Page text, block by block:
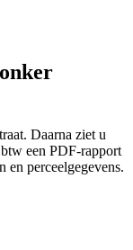
Daarna ziet u
een PDF-rapport
en perceelgegevens.